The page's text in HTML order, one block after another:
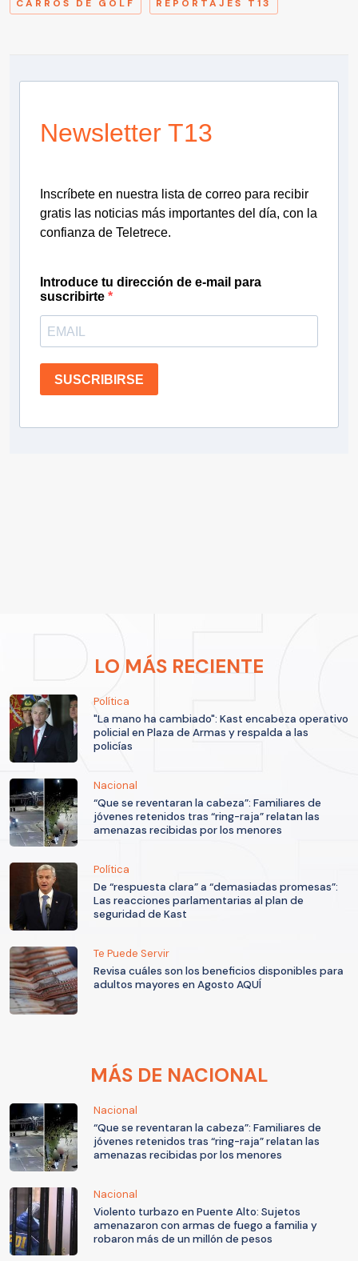
CARROS DE GOLF REPORTAJES T13
Newsletter T13
Inscríbete en nuestra lista de correo para recibir
gratis las noticias más importantes del día, con la
confianza de Teletrece.
Introduce tu dirección de e-mail para
suscribirte
SUSCRIBIRSE
LO MÁS RECIENTE
Política
"La mano ha cambiado": Kast encabeza operativo
policial en Plaza de Armas y respalda a las
policías
Nacional
“Que se reventaran la cabeza”: Familiares de
jóvenes retenidos tras “ring-raja” relatan las
amenazas recibidas por los menores
Política
De “respuesta clara” a “demasiadas promesas”:
Las reacciones parlamentarias al plan de
seguridad de Kast
Te Puede Servir
Revisa cuáles son los beneficios disponibles para
adultos mayores en Agosto AQUÍ
MÁS DE NACIONAL
Nacional
“Que se reventaran la cabeza”: Familiares de
jóvenes retenidos tras “ring-raja” relatan las
amenazas recibidas por los menores
Nacional
Violento turbazo en Puente Alto: Sujetos
amenazaron con armas de fuego a familia y
robaron más de un millón de pesos